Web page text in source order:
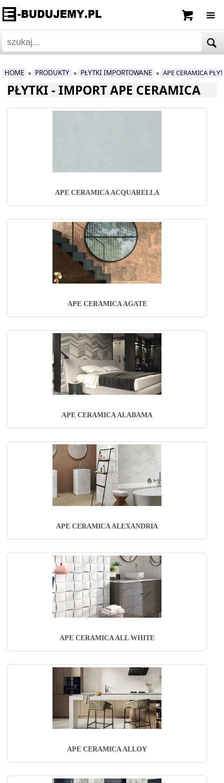
HOME » PRODUKTY » PŁYTKI IMPORTOWANE » APE CERAMICA
PŁYTKI - IMPORT APE CERAMICA
APE CERAMICA ACQUARELLA
APE CERAMICA AGATE
APE CERAMICA ALABAMA
APE CERAMICA ALEXANDRIA
APE CERAMICA ALL WHITE
APE CERAMICA ALLOY